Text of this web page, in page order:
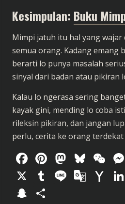
Kesimpulan: Buku
Mimpi jatuh itu hal yang
semua orang. Kadang emang
berarti lo punya masalah
sinyal dari badan atau pikiran
Kalau lo ngerasa sering
kayak gini, mending lo coba
rileksin pikiran, dan jangan
perlu, cerita ke orang
Facebook
Pinterest
X
Tumblr
Line
Snapchat